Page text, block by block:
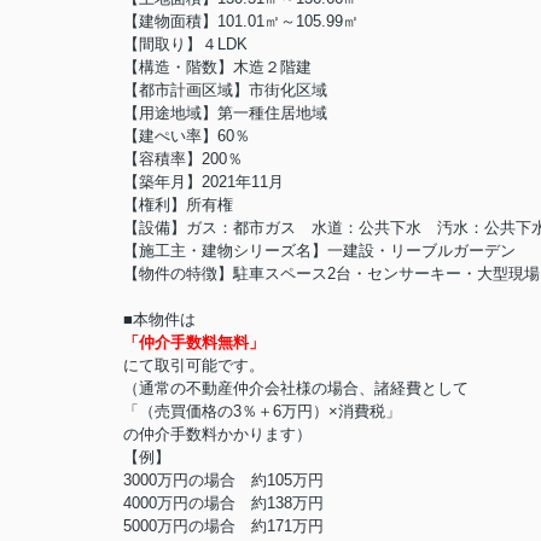
【建物面積】101.01㎡～105.99㎡
【間取り】４LDK
【構造・階数】木造２階建
【都市計画区域】市街化区域
【用途地域】第一種住居地域
【建ぺい率】60％
【容積率】200％
【築年月】2021年11月
【権利】所有権
【設備】ガス：都市ガス 水道：公共下水 汚水：公共下
【施工主・建物シリーズ名】一建設・リーブルガーデン
【物件の特徴】駐車スペース2台・センサーキー・大型現場
■本物件は
「仲介手数料無料」
にて取引可能です。
（通常の不動産仲介会社様の場合、諸経費として
「（売買価格の3％＋6万円）×消費税」
の仲介手数料かかります）
【例】
3000万円の場合 約105万円
4000万円の場合 約138万円
5000万円の場合 約171万円